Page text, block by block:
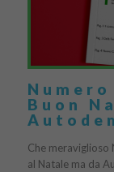
Buon
Che meraviglioso
al Natale ma da